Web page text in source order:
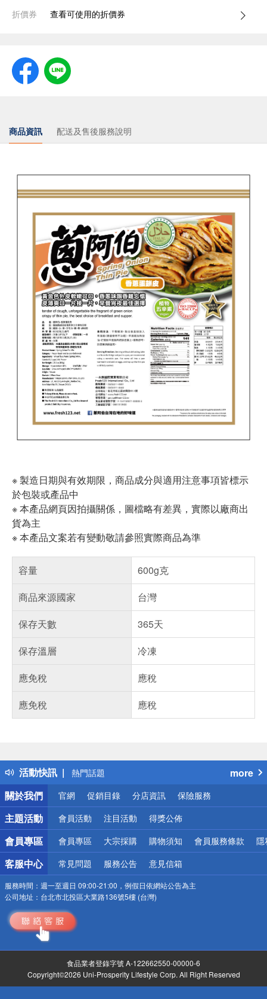
折價券 查看可使用的折價券
商品資訊 配送及售後服務說明
※ 製造日期與有效期限，商品成分與適用注意事項皆標示
於包裝或產品中
※ 本產品網頁因拍攝關係，圖檔略有差異，實際以廠商出
貨為主
※ 本產品文案若有變動敬請參照實際商品為準
容量
600g克
商品來源國家
台灣
保存天數
365天
保存溫層
冷凍
應免稅
應稅
應免稅
應稅
活動快訊
得獎公告
熱門話題
銀行優惠
偏遠地區配送
詐騙網頁！請小心！
more
關於我們
官網 促銷目錄 分店資訊 保險服務
主題活動 會員活動 注目活動 得獎公佈
會員專區 會員專區 大宗採購 購物須知 會員服務條款 隱
客服中心 常見問題 服務公告 意見信箱
服務時間： 週一至週日 09:00-21:00，例假日依網站公告為主
公司地址： 台北市北投區大業路136號5樓 (台灣)
食品業者登錄字號 A-122662550-00000-6
Copyright©2026 Uni-Prosperity Lifestyle Corp. All Right Reserved